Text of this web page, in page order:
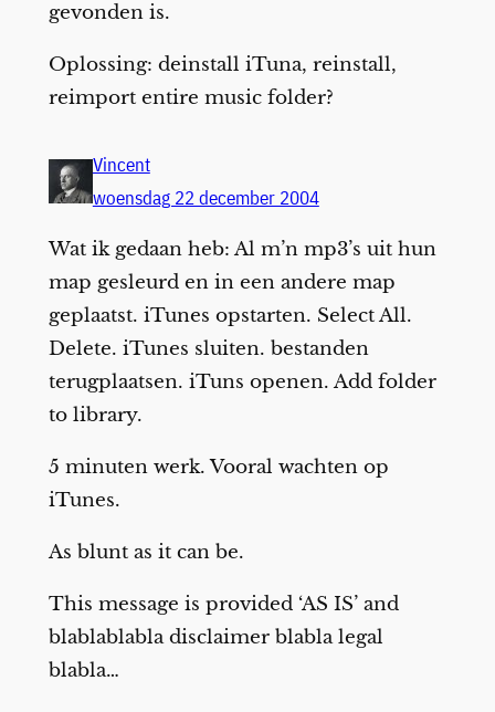
gevonden is.
Oplossing: deinstall iTuna, reinstall,
reimport entire music folder?
Vincent
woensdag 22 december 2004
Wat ik gedaan heb: Al m’n mp3’s uit hun
map gesleurd en in een andere map
geplaatst. iTunes opstarten. Select All.
Delete. iTunes sluiten. bestanden
terugplaatsen. iTuns openen. Add folder
to library.
5 minuten werk. Vooral wachten op
iTunes.
As blunt as it can be.
This message is provided ‘AS IS’ and
blablablabla disclaimer blabla legal
blabla…